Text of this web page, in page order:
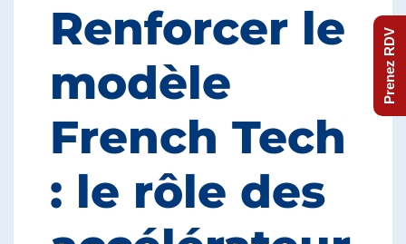
Renforcer le
modèle
French Tech
: le rôle des
Prenez RDV